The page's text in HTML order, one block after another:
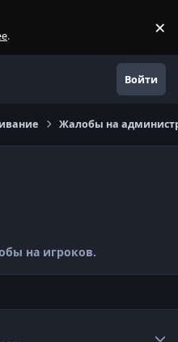
. ×
Войти
Жалобы на
на игроков.